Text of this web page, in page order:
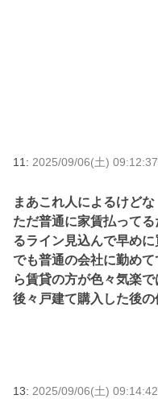
11: 2025/09/06(土)
まあこれ人によるけどな
ただ普通に家賃払って
るライン見込んで早め
でも普通の会社に勤め
ら賃貸の方が色々気楽
後々戸建て購入した後
13: 2025/09/06(土)